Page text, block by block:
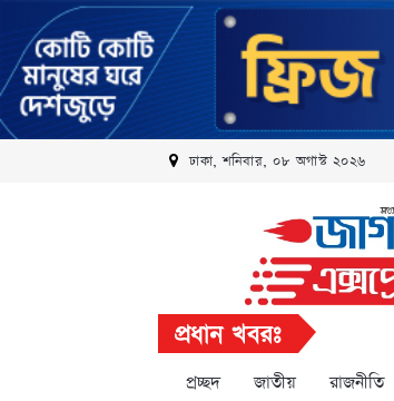
ঢাকা, শনিবার, ০৮ অগাস্ট ২০২৬
প্রধান খবরঃ
প্রচ্ছদ জাতীয় রাজনীতি